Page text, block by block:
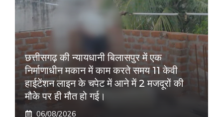
छत्तीसगढ़ की न्यायधानी बिलासपुर में एक
निर्माणाधीन मकान में काम करते समय 11 केवी
हाईटेंशन लाइन के चपेट में आने में 2 मजदूरों की
मौके पर ही मौत हो गई।
06/08/2026